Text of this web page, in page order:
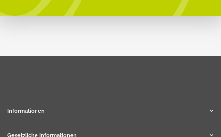
Informationen
Gesetzliche Informationen